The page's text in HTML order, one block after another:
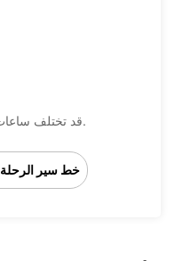
قد تختلف ساعات العمل هذه بسبب العطلات الرسمية.
خط سير الرحلة